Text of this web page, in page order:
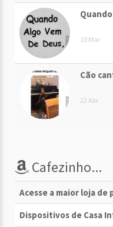
10 Mar
Cão
22 Abr
Cafezinho...
Acesse a maior loja
Dispositivos de Casa